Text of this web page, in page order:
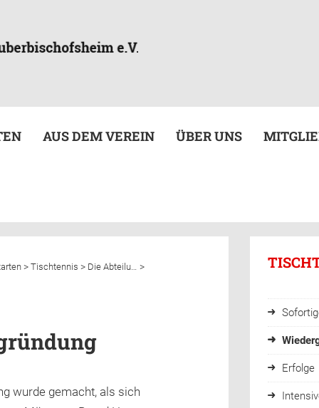
AUS DEM VEREIN ÜBER UNS
> Tischtennis > Die Abteilung >
wurde gemacht, als sich
Erfolge